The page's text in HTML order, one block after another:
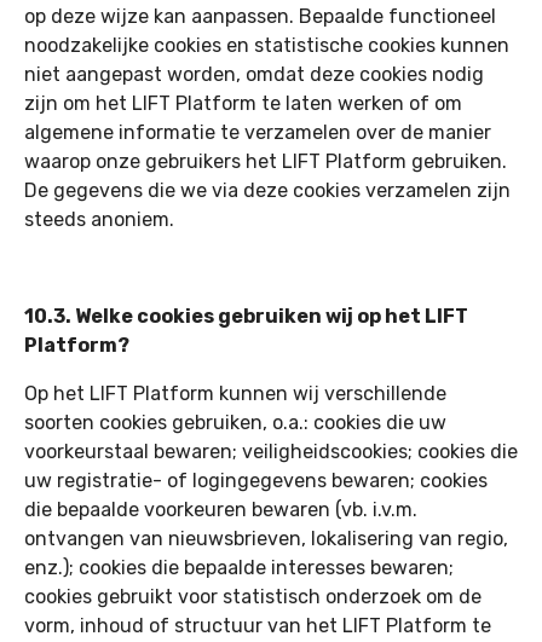
op deze wijze kan aanpassen. Bepaalde functioneel
noodzakelijke cookies en statistische cookies kunnen
niet aangepast worden, omdat deze cookies nodig
zijn om het LIFT Platform te laten werken of om
algemene informatie te verzamelen over de manier
waarop onze gebruikers het LIFT Platform gebruiken.
De gegevens die we via deze cookies verzamelen zijn
steeds anoniem.
10.3. Welke cookies gebruiken wij op het LIFT
Platform?
Op het LIFT Platform kunnen wij verschillende
soorten cookies gebruiken, o.a.: cookies die uw
voorkeurstaal bewaren; veiligheidscookies; cookies die
uw registratie- of logingegevens bewaren; cookies
die bepaalde voorkeuren bewaren (vb. i.v.m.
ontvangen van nieuwsbrieven, lokalisering van regio,
enz.); cookies die bepaalde interesses bewaren;
cookies gebruikt voor statistisch onderzoek om de
vorm, inhoud of structuur van het LIFT Platform te